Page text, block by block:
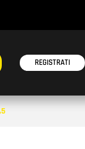
REGISTRATI